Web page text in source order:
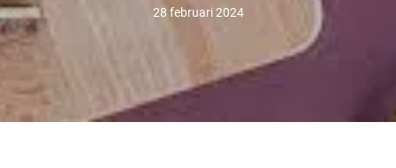
28 februari 2024